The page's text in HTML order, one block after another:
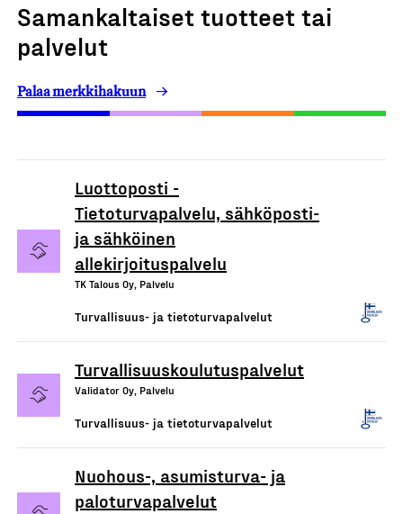
Samankaltaiset tuotteet tai
palvelut
Palaa merkkihakuun
Luottoposti -
Tietoturvapalvelu, sähköposti-
ja sähköinen
allekirjoituspalvelu
TK Talous Oy, Palvelu
Turvallisuus- ja tietoturvapalvelut
Turvallisuuskoulutuspalvelut
Validator Oy, Palvelu
Turvallisuus- ja tietoturvapalvelut
Nuohous-, asumisturva- ja
paloturvapalvelut